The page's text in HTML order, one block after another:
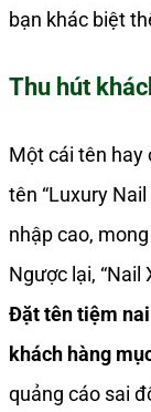
bạn khác biệt
Thu hút
Một cái tên hay
tên “Luxury
nhập cao,
Ngược lại, “Nail
Đặt tên tiệm nail
khách hàng
quảng cáo sai